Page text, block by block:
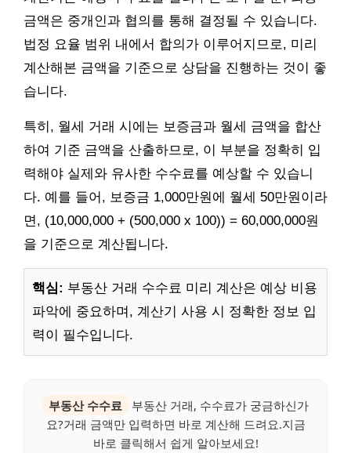
금액은 중개인과 협의를 통해 결정될 수 있습니다.
법정 요율 범위 내에서 합의가 이루어지므로, 미리
계산해본 금액을 기준으로 상담을 진행하는 것이 좋
습니다.
특히, 월세 거래 시에는 보증금과 월세 금액을 합산
하여 기준 금액을 산출하므로, 이 부분을 정확히 입
력해야 실제와 유사한 수수료를 예상할 수 있습니
다. 예를 들어, 보증금 1,000만원에 월세 50만원이라
면, (10,000,000 + (500,000 x 100)) = 60,000,000원
을 기준으로 계산됩니다.
핵심: 부동산 거래 수수료 미리 계산은 예상 비용
파악에 중요하며, 계산기 사용 시 정확한 정보 입
력이 필수입니다.
부동산 수수료
부동산 거래, 수수료가 궁금하신가
요?거래 금액만 입력하면 바로 계산해 드려요.지금
바로 클릭해서 쉽게 알아보세요!